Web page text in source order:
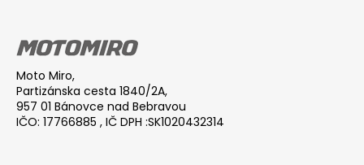
Moto Miro,
Partizánska cesta 1840/2A,
957 01 Bánovce nad Bebravou
IČO: 17766885 , IČ DPH :SK1020432314